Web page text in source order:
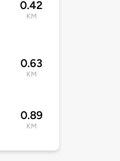
0.42
KM
0.63
KM
0.89
KM